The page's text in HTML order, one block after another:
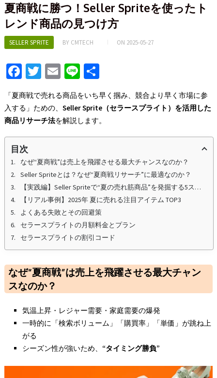
夏商戦に勝つ！Seller Spriteを使ったト
レンド商品の見つけ方
SELLER SPRITE BY CMTECH ON 2025-05-27
Fa
ce
b
o
o
k
T
wi
tt
er
E
m
ai
l
Li
e
S
h
ar
e
「夏商戦で売れる商品をいち早く掴み、競合より早く市場に参
入する」ための、 Seller Sprite（セラースプライト）を活用した
商品リサーチ法を解説します。
目次
なぜ“夏商戦”は売上を飛躍させる最大チャンスなのか？
Seller Spriteとは？なぜ“夏商戦リサーチ”に最適なのか？
【実践編】Seller Spriteで“夏の売れ筋商品”を発掘する5ステップ
【リアル事例】2025年 夏に売れる注目アイテム TOP3
よくある失敗とその回避策
セラースプライトの月額料金とプラン
セラースプライトの割引コード
なぜ“夏商戦”は売上を飛躍させる最大チャン
スなのか？
気温上昇・レジャー需要・家庭需要の爆発
一時的に「検索ボリューム」「購買率」「単価」が跳ね上
がる
シーズン性が強いため、 “タイミング勝負”